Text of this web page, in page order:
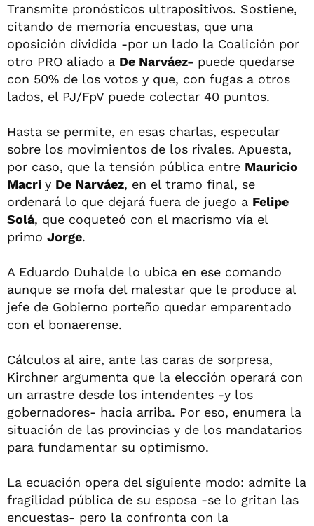
Transmite pronósticos ultrapositivos. Sostiene,
citando de memoria encuestas, que una
oposición dividida -por un lado la Coalición por
otro PRO aliado a De Narváez- puede quedarse
con 50% de los votos y que, con fugas a otros
lados, el PJ/FpV puede colectar 40 puntos.
Hasta se permite, en esas charlas, especular
sobre los movimientos de los rivales. Apuesta,
por caso, que la tensión pública entre Mauricio
Macri y De Narváez, en el tramo final, se
ordenará lo que dejará fuera de juego a Felipe
Solá, que coqueteó con el macrismo vía el
primo Jorge.
A Eduardo Duhalde lo ubica en ese comando
aunque se mofa del malestar que le produce al
jefe de Gobierno porteño quedar emparentado
con el bonaerense.
Cálculos al aire, ante las caras de sorpresa,
Kirchner argumenta que la elección operará con
un arrastre desde los intendentes -y los
gobernadores- hacia arriba. Por eso, enumera la
situación de las provincias y de los mandatarios
para fundamentar su optimismo.
La ecuación opera del siguiente modo: admite la
fragilidad pública de su esposa -se lo gritan las
encuestas- pero la confronta con la